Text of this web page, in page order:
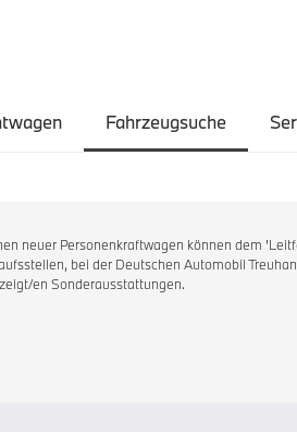
Fahrzeugsuche
neuer Personenkraftwagen können dem
bei der Deutschen Automobil
en Sonderausstattungen.